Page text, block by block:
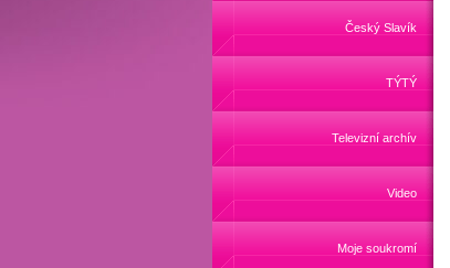
Český Slavík
TÝTÝ
Televizní archív
Video
Moje soukromí